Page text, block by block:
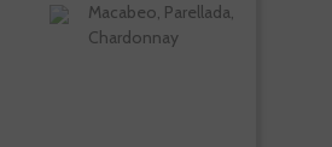
Macabeo, Parellada,
Chardonnay